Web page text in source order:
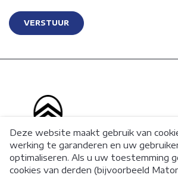
Deze website maakt gebruik van
werking te garanderen en uw
optimaliseren. Als u uw toestemming
cookies van derden (bijvoorbeeld
VERSTUUR